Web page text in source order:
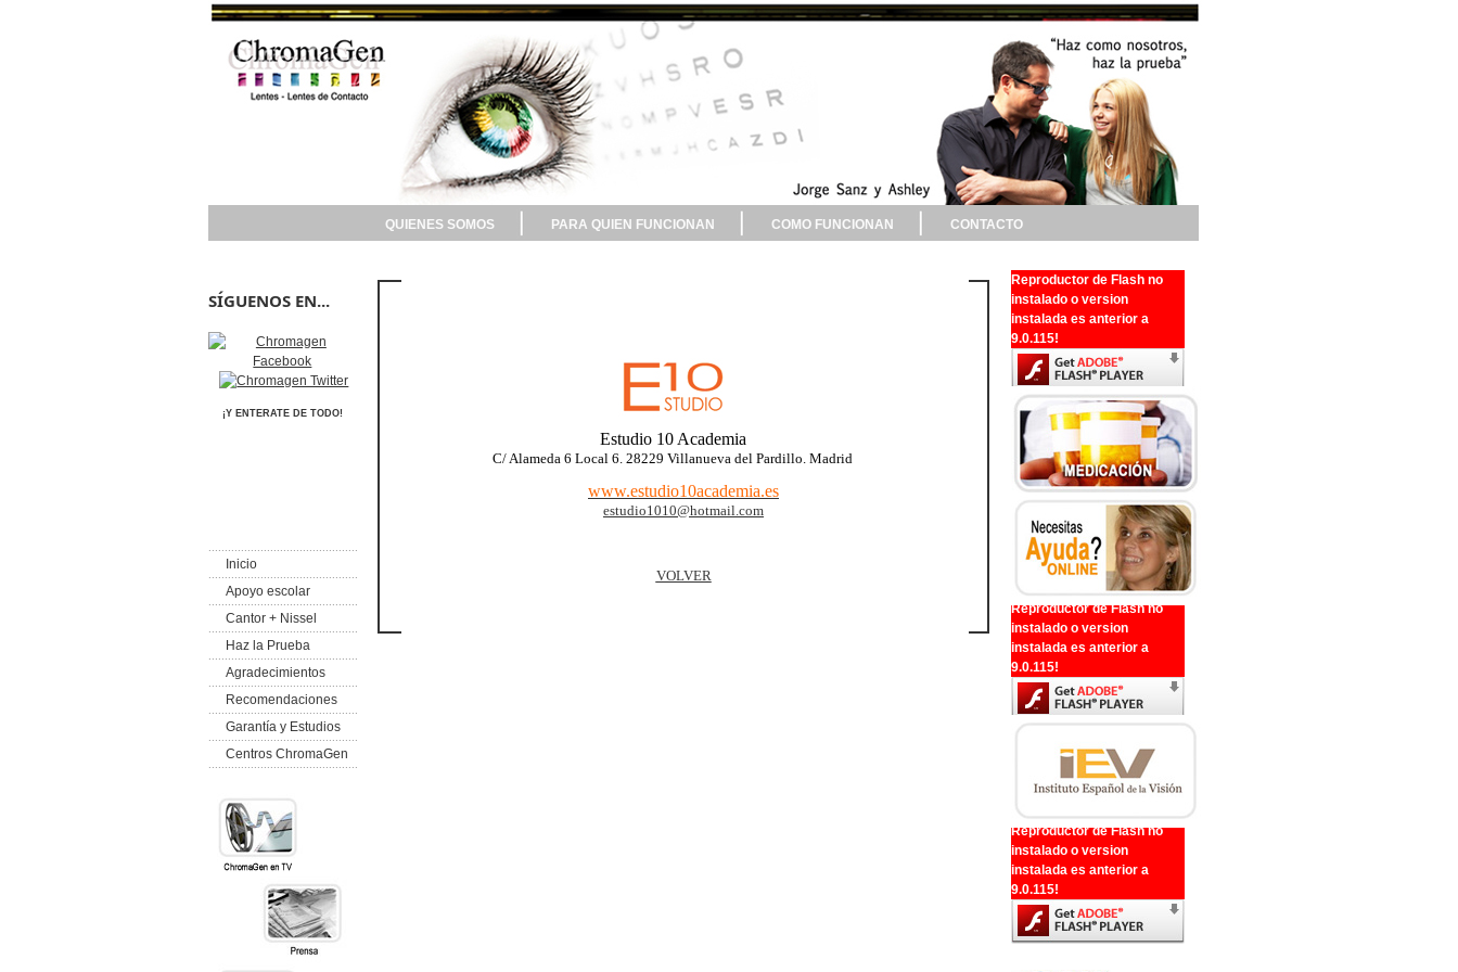
QUIENES SOMOS PARA QUIEN FUNCIONAN COMO FUNCIONAN CONTACTO
Estudio 10 Academia
C/ Alameda 6 Local 6. 28229 Villanueva del Pardillo. Madrid
www.estudio10academia.es
estudio1010@hotmail.com
VOLVER
SÍGUENOS EN...
¡Y ENTERATE DE TODO!
Inicio
Apoyo escolar
Cantor + Nissel
Haz la Prueba
Agradecimientos
Recomendaciones
Garantía y Estudios
Centros ChromaGen
Reproductor de Flash no
instalado o version
instalada es anterior a
9.0.115!
Reproductor de Flash no
instalado o version
instalada es anterior a
9.0.115!
Reproductor de Flash no
instalado o version
instalada es anterior a
9.0.115!